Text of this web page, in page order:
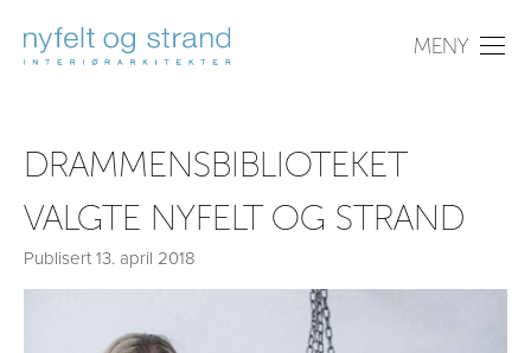
OM OSS
NYHETER
KONTAKT
DRAMMENSBIBLIOTEKET
VALGTE NYFELT OG STRAND
Publisert 13. april 2018